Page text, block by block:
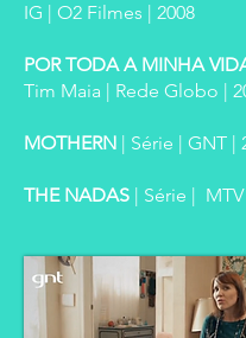
IG | O2 Filmes | 2008
POR TODA A MINHA
Tim Maia | Rede Globo |
MOTHERN | Série | GNT |
THE NADAS | Série | MTV